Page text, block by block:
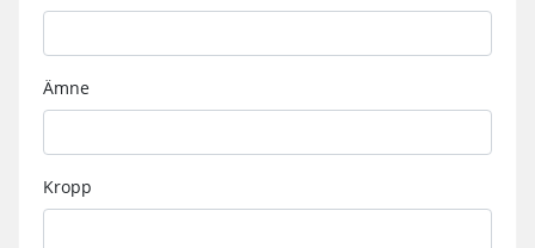
Ämne
Kropp